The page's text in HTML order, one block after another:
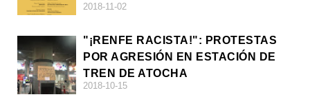
DE LA ULTRADERECHA EN EUROPA
2018-11-02
"¡RENFE RACISTA!": PROTESTAS
POR AGRESIÓN EN ESTACIÓN DE
TREN DE ATOCHA
2018-10-15